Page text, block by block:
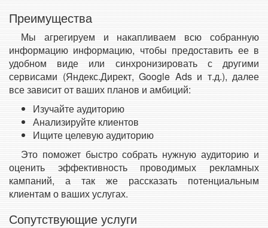
Преимущества
Мы агрегируем и накапливаем всю собранную
информацию информацию, чтобы предоставить ее в
удобном виде или синхронизировать с другими
сервисами (Яндекс.Директ, Google Ads и т.д.), далее
все зависит от ваших планов и амбиций:
Изучайте аудиторию
Анализируйте клиентов
Ищите целевую аудиторию
Это поможет быстро собрать нужную аудиторию и
оценить эффективность проводимых рекламных
кампаний, а так же рассказать потенциальным
клиентам о ваших услугах.
Сопутствующие услуги